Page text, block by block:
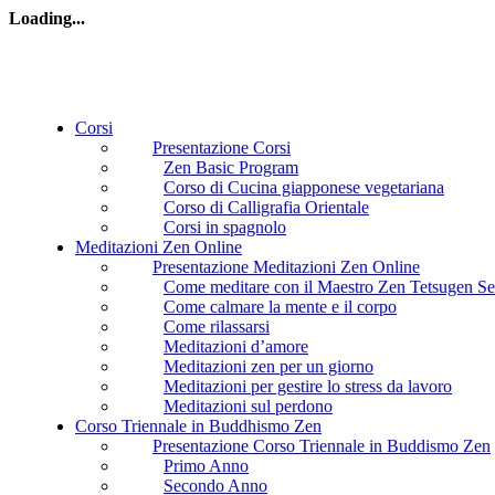
Loading...
Corsi
Presentazione Corsi
Zen Basic Program
Corso di Cucina giapponese vegetariana
Corso di Calligrafia Orientale
Corsi in spagnolo
Meditazioni Zen Online
Presentazione Meditazioni Zen Online
Come meditare con il Maestro Zen Tetsugen
Come calmare la mente e il corpo
Come rilassarsi
Meditazioni d’amore
Meditazioni zen per un giorno
Meditazioni per gestire lo stress da lavoro
Meditazioni sul perdono
Corso Triennale in Buddhismo Zen
Presentazione Corso Triennale in Buddismo Zen
Primo Anno
Secondo Anno